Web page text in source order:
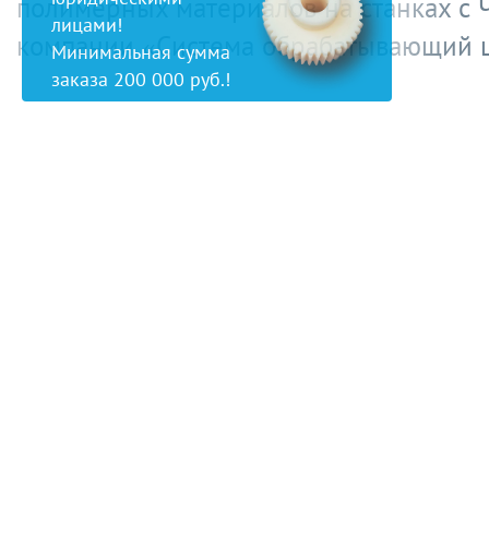
полимерных материалов на станках с
компании «Система обрабатывающий
лицами!
Минимальная сумма
заказа 200 000 руб.!